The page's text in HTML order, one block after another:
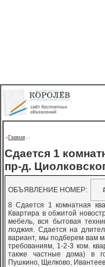
->Главная - -
Сдается 1
пр-д.
ОБЪЯВЛЕНИЕ НОМЕР:
8 Сдается 1 комнатная
Квартира в обжитой
мебель, вся бытовая
лоджия. Сдается на
вариант, мы подберем вам
требованиям, 1-2-3 ком.
также частные дома) в
Пушкино, Щелково,